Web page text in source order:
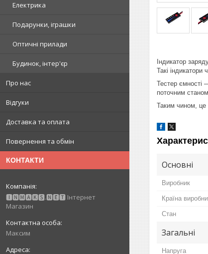
Електрика
Подарунки, іграшки
Оптичні прилади
Будинок, інтер'єр
Про нас
Відгуки
Доставка та оплата
Повернення та обмін
КОНТАКТИ
🅸🅽🅼🅰🅺🆂.🅽🅴🆃 Інтернет
Магазин
Максим
Індикатор
Такі індикатори
Тестер ємності
поточним
Таким чином, це
Основні
Виробник
Країна
Стан
Загальні
Напруга